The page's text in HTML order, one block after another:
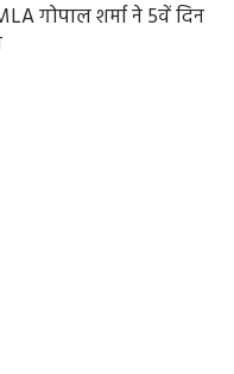
गोपाल शर्मा ने 5वें दिन